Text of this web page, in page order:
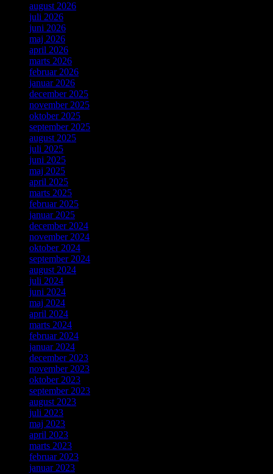
august 2026
juli 2026
juni 2026
maj 2026
april 2026
marts 2026
februar 2026
januar 2026
december 2025
november 2025
oktober 2025
september 2025
august 2025
juli 2025
juni 2025
maj 2025
april 2025
marts 2025
februar 2025
januar 2025
december 2024
november 2024
oktober 2024
september 2024
august 2024
juli 2024
juni 2024
maj 2024
april 2024
marts 2024
februar 2024
januar 2024
december 2023
november 2023
oktober 2023
september 2023
august 2023
juli 2023
maj 2023
april 2023
marts 2023
februar 2023
januar 2023